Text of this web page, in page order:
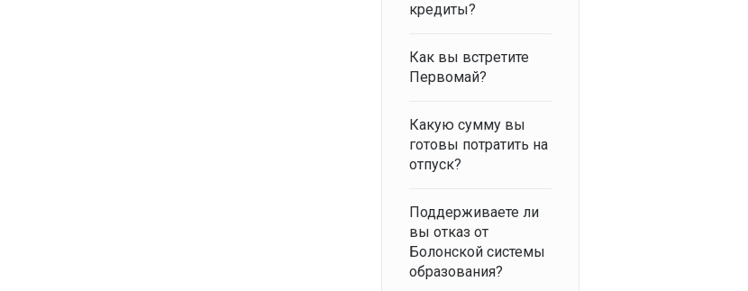
кредиты?
Как вы встретите
Первомай?
Какую сумму вы
готовы потратить на
отпуск?
Поддерживаете ли
вы отказ от
Болонской системы
образования?